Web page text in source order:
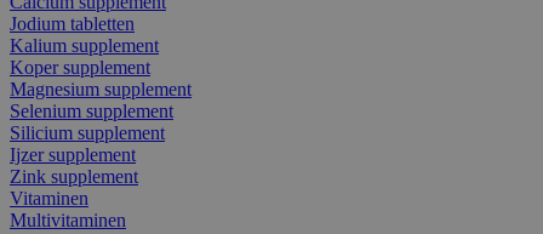
Jodium tabletten
Kalium supplement
Koper supplement
Magnesium supplement
Selenium supplement
Silicium supplement
Ijzer supplement
Zink supplement
Vitaminen
Multivitaminen